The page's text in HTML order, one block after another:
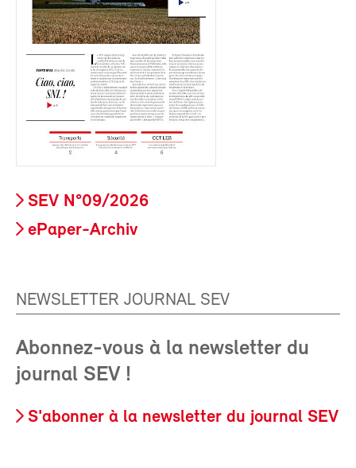
SEV N°09/2026
ePaper-Archiv
NEWSLETTER JOURNAL SEV
Abonnez-vous à la newsletter du
journal SEV !
S'abonner à la newsletter du journal SEV